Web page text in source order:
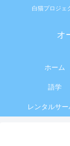
白猫プロジェ
オ
ホーム
語学
レンタルサー